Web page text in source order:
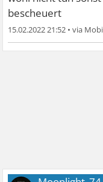
bescheuert
15.02.2022 21:52 •